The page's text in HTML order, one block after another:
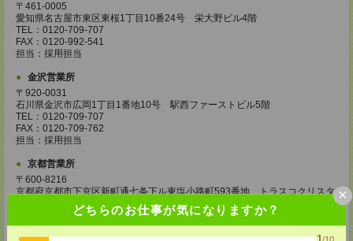
どちらのお仕事が気になりますか？
1/10
×
〒461-0005
愛知県名古屋市東区東桜1丁目10番24号 栄大野ビル4階
TEL：0120-709-707
FAX：0120-992-541
担当：採用担当
金沢営業所
〒920-0031
石川県金沢市広岡1丁目1番地10号 駅西ファーストビル5階
TEL：0120-709-707
FAX：0120-709-762
担当：採用担当
京都営業所
〒600-8216
京都府京都市下京区新町通七条下ル東塩小路町593番地 トラスコクリスタ
TEL：0120-709-707
FAX：0120-709-751
担当：採用担当